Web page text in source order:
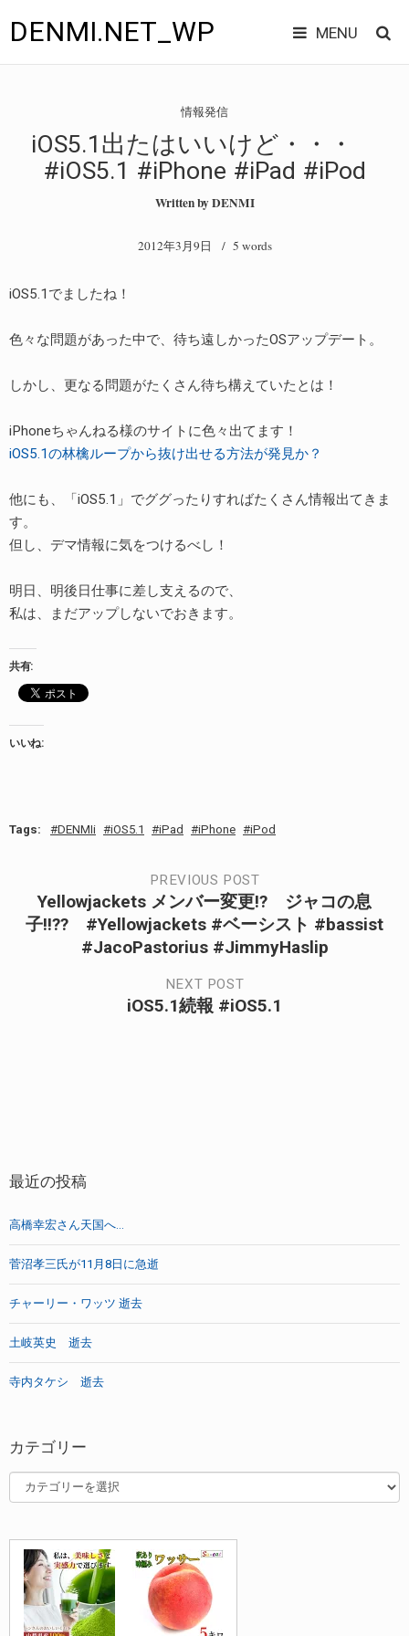
DENMI.NET_WP
寝ないでお仕事
音楽な話
このサイトについて・・・
自己紹介？
MENU
情報発信
iOS5.1出たはいいけど・・・
#iOS5.1 #iPhone #iPad #iPod
Written byDENMI
2012年3月9日 / 5 words
iOS5.1でましたね！
色々な問題があった中で、待ち遠しかったOSアップデート。
しかし、更なる問題がたくさん待ち構えていたとは！
iPhoneちゃんねる様のサイトに色々出てます！
iOS5.1の林檎ループから抜け出せる方法が発見か？
他にも、「iOS5.1」でググったりすればたくさん情報出てきま
す。
但し、デマ情報に気をつけるべし！
明日、明後日仕事に差し支えるので、
私は、まだアップしないでおきます。
共有:
いいね:
Tags: DENMIi iOS5.1 iPad iPhone iPod
投
稿
ョ
ン
PREVIOUS POST
Previous
post:
Yellowjackets メンバー変更!? ジャコの息
子!!?? #Yellowjackets #ベーシスト #bassist
#JacoPastorius #JimmyHaslip
NEXT POST
iOS5.1続報 #iOS5.1
最近の投稿
高橋幸宏さん天国へ…
菅沼孝三氏が11月8日に急逝
チャーリー・ワッツ 逝去
土岐英史 逝去
寺内タケシ 逝去
カテゴリー
テ
リ